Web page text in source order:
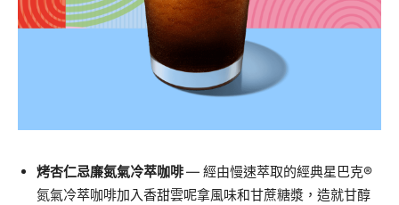
烤杏仁忌廉氮氣冷萃咖啡— 經由慢速萃取的經典星巴克®
氮氣冷萃咖啡加入香甜雲呢拿風味和甘蔗糖漿，造就甘醇